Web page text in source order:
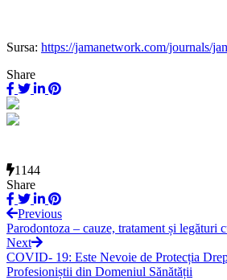
Sursa: https://jamanetwork.com/journals/
Share
1144
Share
Previous
Parodontoza – cauze, tratament și legături
Next
COVID- 19: Este Nevoie de Protecția
Profesioniștii din Domeniul Sănătății